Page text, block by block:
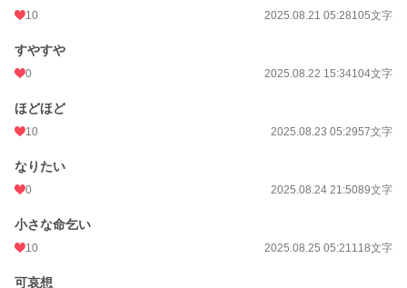
10 2025.08.21 05:28105文字
すやすや
0 2025.08.22 15:34104文字
ほどほど
10 2025.08.23 05:2957文字
なりたい
0 2025.08.24 21:5089文字
小さな命乞い
10 2025.08.25 05:21118文字
可哀想